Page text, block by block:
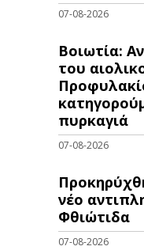
07-08-2026
Βοιωτία:
του
πυρκαγιά
07-08-2026
νέo
Φθιώτιδα
07-08-2026